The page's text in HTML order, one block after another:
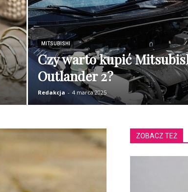
MITSUBISHI
Czy warto kupić
Outlander 2?
Redakcja - 4 marca 2025
ZOBACZ TEŻ